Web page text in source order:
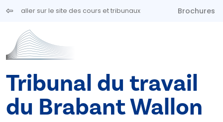
Aller au contenu principal
aller sur le site des cours et tribunaux Brochures
Tribunal du travail
du Brabant Wallon